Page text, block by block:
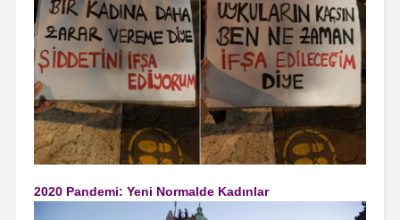
2020 Pandemi: Yeni Normalde Kadınlar